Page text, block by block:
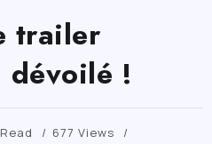
trailer
!
677 Views